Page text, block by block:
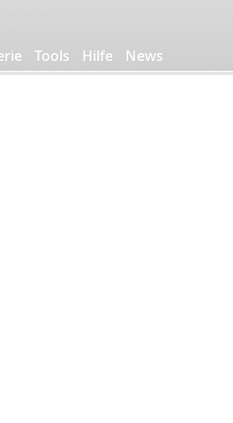
Tools Hilfe News